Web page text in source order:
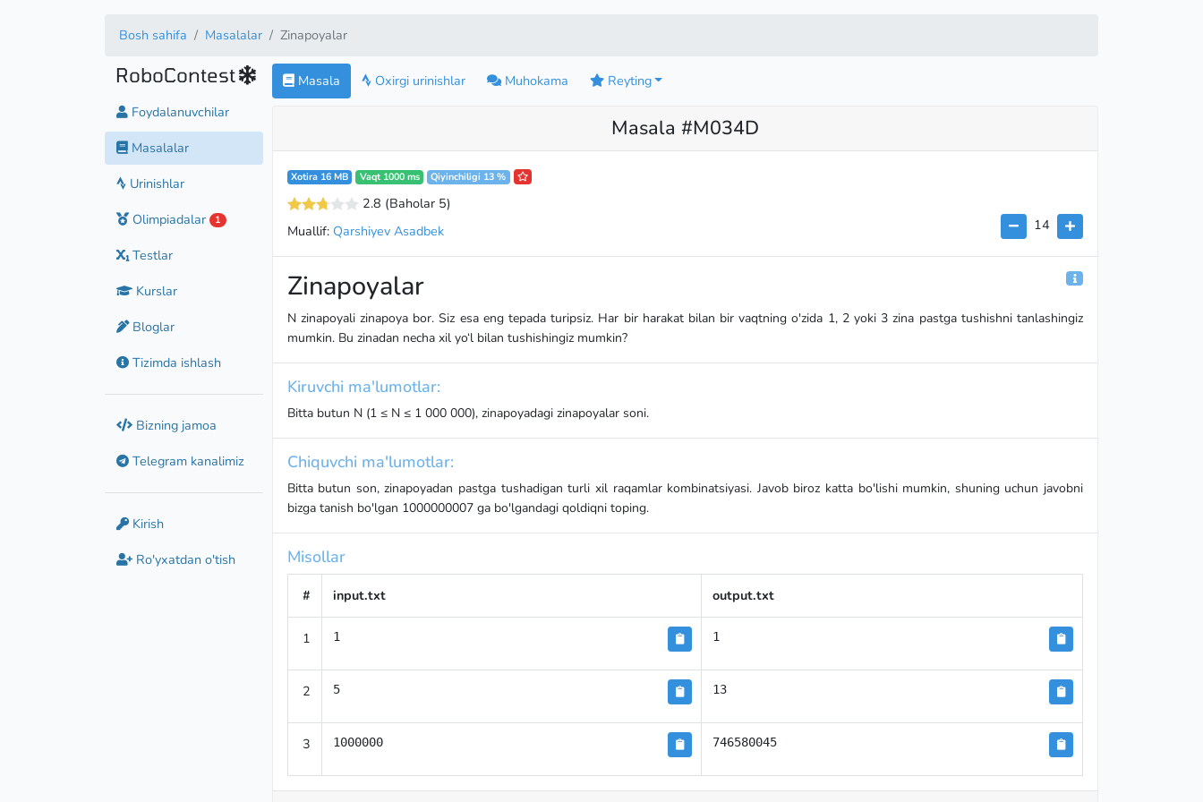
Bosh sahifa Masalalar Zinapoyalar
RoboContest
Foydalanuvchilar
Masalalar
Urinishlar
Olimpiadalar
1
Testlar
Kurslar
Bloglar
Tizimda ishlash
Bizning jamoa
Telegram kanalimiz
Kirish
Ro'yxatdan o'tish
Masala Oxirgi urinishlar Muhokama Reyting
Masala #M034D
Xotira 16 MB Vaqt 1000 ms Qiyinchiligi 13 %
2.8 (Baholar 5)
14
Muallif: Qarshiyev Asadbek
Zinapoyalar
N zinapoyali zinapoya bor. Siz esa eng tepada turipsiz. Har bir harakat bilan bir vaqtning o'zida 1, 2 yoki 3 zina pastga tushishni tanlashingiz
mumkin. Bu zinadan necha xil yo‘l bilan tushishingiz mumkin?
Kiruvchi ma'lumotlar:
Bitta butun N (1 ≤ N ≤ 1 000 000), zinapoyadagi zinapoyalar soni.
Chiquvchi ma'lumotlar:
Bitta butun son, zinapoyadan pastga tushadigan turli xil raqamlar kombinatsiyasi. Javob biroz katta bo'lishi mumkin, shuning uchun javobni
bizga tanish bo'lgan 1000000007 ga bo'lgandagi qoldiqni toping.
Misollar
# input.txt output.txt
1 1 1
2 5 13
3 1000000 746580045